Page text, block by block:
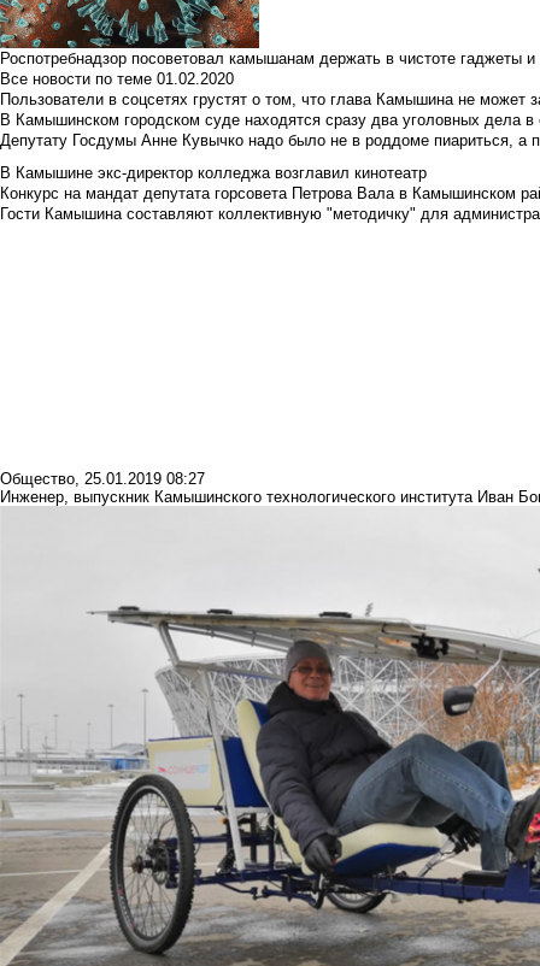
Роспотребнадзор посоветовал камышанам держать в чистоте гаджеты
Все новости по теме 01.02.2020
Пользователи в соцсетях грустят о том, что глава Камышина не может
В Камышинском городском суде находятся сразу два уголовных дела
Депутату Госдумы Анне Кувычко надо было не в роддоме пиариться, а
В Камышине экс-директор колледжа возглавил кинотеатр
Конкурс на мандат депутата горсовета Петрова Вала в Камышинском
Гости Камышина составляют коллективную "методичку" для
Общество, 25.01.2019 08:27
Инженер, выпускник Камышинского технологического института Иван